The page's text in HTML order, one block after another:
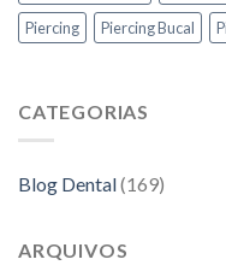
Piercing
Piercing Bucal
CATEGORIAS
Blog Dental(169)
ARQUIVOS